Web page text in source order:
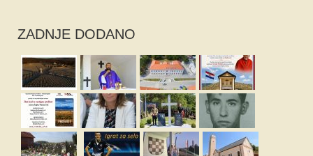
ZADNJE DODANO